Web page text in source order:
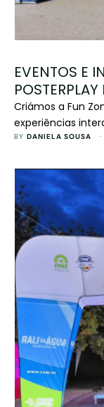
EVENTOS E
Criámos a Fun
experiências
transformaram
BY DANIELA SOUSA ·